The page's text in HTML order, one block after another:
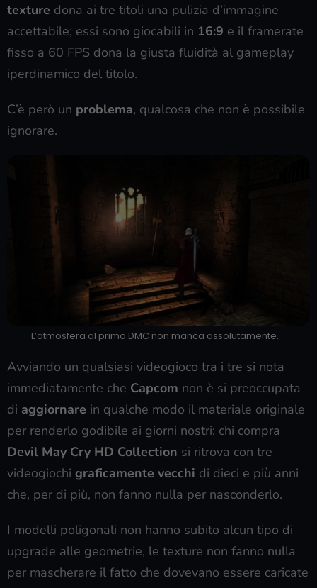
texture dona ai tre titoli una pulizia d’immagine
accettabile; essi sono giocabili in 16:9 e il framerate
fisso a 60 FPS dona la giusta fluidità al gameplay
iperdinamico del titolo.
C’è però un problema, qualcosa che non è possibile
ignorare.
L’atmosfera al primo DMC non manca assolutamente.
Avviando un qualsiasi videogioco tra i tre si nota
immediatamente che Capcom non è si preoccupata
di aggiornare in qualche modo il materiale originale
per renderlo godibile ai giorni nostri: chi compra
Devil May Cry HD Collection si ritrova con tre
videogiochi graficamente vecchi di dieci e più anni
che, per di più, non fanno nulla per nasconderlo.
I modelli poligonali non hanno subito alcun tipo di
upgrade alle geometrie, le texture non fanno nulla
per mascherare il fatto che dovevano essere caricate